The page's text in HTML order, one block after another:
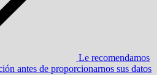
Le recomendamos
antes de proporcionarnos sus datos